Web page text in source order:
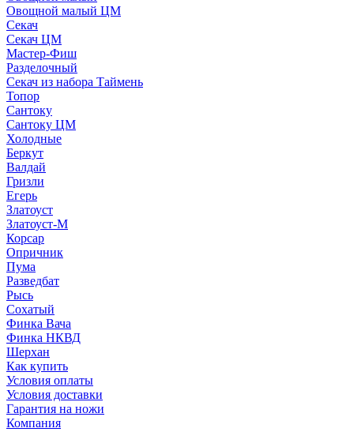
Овощной малый ЦМ
Секач
Секач ЦМ
Мастер-Фиш
Разделочный
Секач из набора Таймень
Топор
Сантоку
Сантоку ЦМ
Холодные
Беркут
Валдай
Гризли
Егерь
Златоуст
Златоуст-М
Корсар
Опричник
Пума
Разведбат
Рысь
Сохатый
Финка Вача
Финка НКВД
Шерхан
Как купить
Условия оплаты
Условия доставки
Гарантия на ножи
Компания